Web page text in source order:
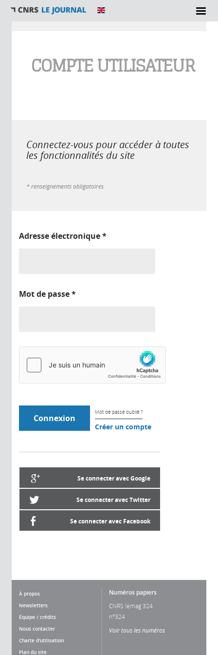
COMPTE UTILISATEUR
Connectez-vous pour accéder à toutes
les fonctionnalités du site
* renseignements obligatoires
Adresse électronique*
Mot de passe*
Mot de passe oublié ?
Créer un compte
Se connecter avec Google
Se connecter avec Twitter
Se connecter avec Facebook
À propos
Newsletters
Équipe / crédits
Nous contacter
Charte d'utilisation
Plan du site
Numéros papiers
CNRS lemag 324
n°324
Voir tous les numéros